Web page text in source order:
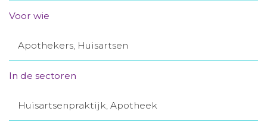
Winkelwagentje
Toegang leeromgeving
Voor wie
Apothekers, Huisartsen
In de sectoren
Huisartsenpraktijk, Apotheek